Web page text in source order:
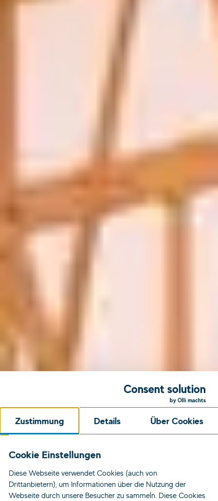
Consent solution
by Olli machts
Zustimmung Details Über Cookies
Cookie Einstellungen
Diese Webseite verwendet Cookies (auch von
Drittanbietern), um Informationen über die Nutzung der
Webseite durch unsere Besucher zu sammeln. Diese Cookies